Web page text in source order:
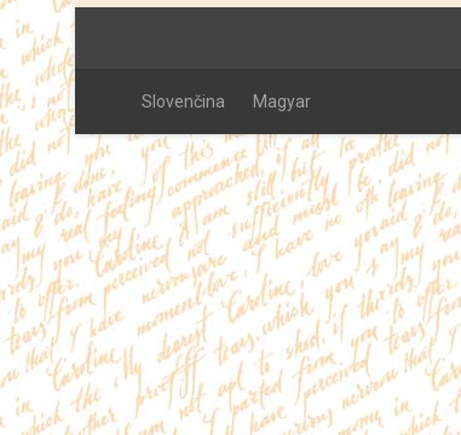
Slovenčina Magyar